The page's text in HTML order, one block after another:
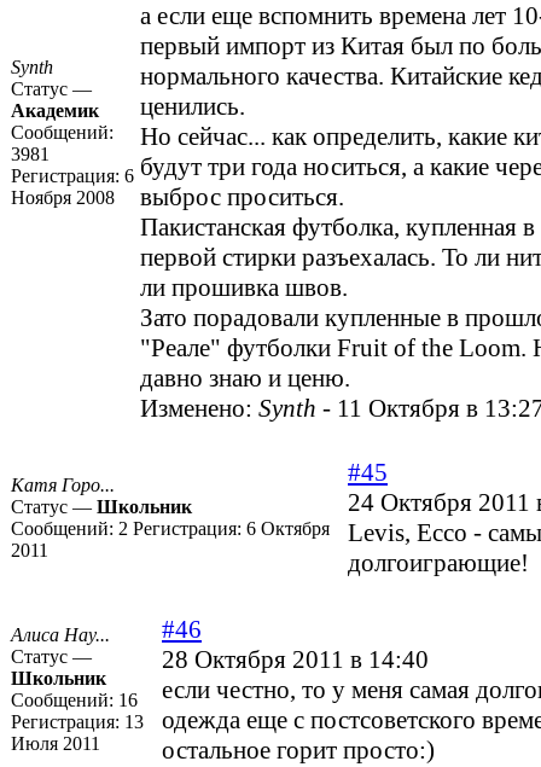
Synth
Статус —
Академик
Сообщений:
3981
Регистрация: 6
Ноября 2008
а если еще вспомнить времена лет
первый импорт из Китая был по
нормального качества. Китайские
ценились.
Но сейчас... как определить, какие
будут три года носиться, а какие
выброс проситься.
Пакистанская футболка, купленная
первой стирки разъехалась. То ли
ли прошивка швов.
Зато порадовали купленные в
"Реале" футболки Fruit of the Loom.
давно знаю и ценю.
Изменено: Synth - 11 Октября в
Катя Горо...
Статус — Школьник
Сообщений: 2 Регистрация: 6 Октября
2011
#45
24 Октября 2011
Levis, Ecco -
долгоиграющие!
Алиса Нау...
Статус —
Школьник
Сообщений: 16
Регистрация: 13
Июля 2011
#46
28 Октября 2011 в 14:40
если честно, то у меня самая
одежда еще с постсоветского
остальное горит просто:)